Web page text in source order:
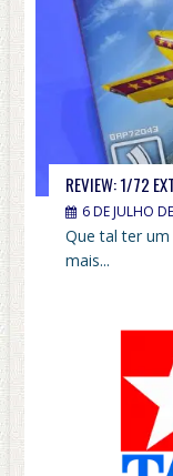
REVIEW: 1/72
6 DE JULHO
Que tal ter
mais...